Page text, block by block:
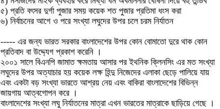
৫) প্রতি বৎসর দুর্গা পুজার সময় কয়েক শত পুজার প্রতিমা ধংস করা
৬) নির্বাচনের আগে ও পরে সংখ্যা লঘুদের উপর চলে চরম নির্যাতন
----- এর জন্য ভারত সরকার বাংলাদেশের উপর কোন বোমাতো দুরে থাক কোন
প্রতিবাদ বা উদ্দ্যেগ প্রকাশ করেনি ।
২০০১ সালে বিএনপি জামাত ক্ষমতায় আসার পর ইথনিক ক্লিনসিং এর মত সংখ্যা
লঘুদের উপর অত্যাচার হয় কয়েক লক্ষ হিন্দু নিজেদের এলাকা ছেড়ে পালিয়ে যায়
এবং একটা বড় সংখ্যা ভারতে আশ্রয় নেয় এবং বাকিরা বাংলাদেশের বিভিন্ন
জায়গায় আত্বগোপন করে ।
বাংলাদেশের সংখ্যা লঘু নির্যাতনের মাত্রা এখন ভারতের মাত্রাকে ছাড়িয়ে গেছে ।